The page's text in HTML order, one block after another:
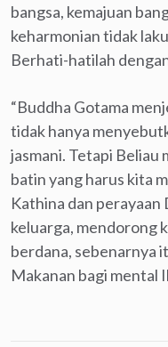
bangsa, kemajuan
keharmonian tidak
Berhati-hatilah
“Buddha Gotama
tidak hanya
jasmani. Tetapi Beliau
batin yang harus kita
Kathina dan perayaan
keluarga, mendorong
berdana, sebenarnya
Makanan bagi mental